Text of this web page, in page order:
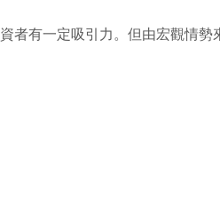
者有一定吸引力。但由宏觀情勢